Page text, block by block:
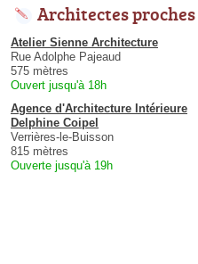
Architectes proches
Atelier Sienne Architecture
Rue Adolphe Pajeaud
575 mètres
Ouvert jusqu'à 18h
Agence d'Architecture Intérieure
Delphine Coipel
Verrières-le-Buisson
815 mètres
Ouverte jusqu'à 19h